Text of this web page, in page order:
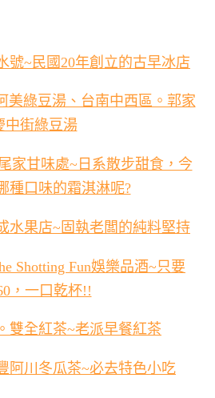
號~民國20年創立的古早冰店
美綠豆湯、台南中西區。郭家
中街綠豆湯
家甘味處~日系散步甜食，今
種口味的霜淇淋呢?
水果店~固執老闆的純料堅持
Shotting Fun娛樂品酒~只要
，一口乾杯!!
雙全紅茶~老派早餐紅茶
阿川冬瓜茶~必去特色小吃